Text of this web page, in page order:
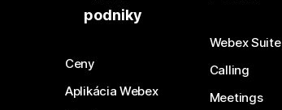
podniky
Ceny
Aplikácia Webex
Webex Suite
Calling
Meetings